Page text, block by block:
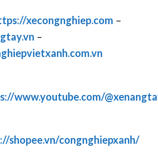
xecongnghiep.com –
–
www.youtube.com/
shopee.vn/congnghiepxanh/